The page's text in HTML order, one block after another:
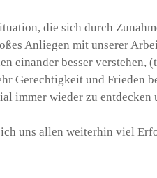
die sich durch
Anliegen mit unserer
einander besser
Gerechtigkeit und Frieden
immer wieder zu entdecken
ich uns allen weiterhin viel